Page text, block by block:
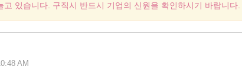
있습니다. 구직시 반드시 기업의 신원을 확인하시기 바랍니다.
AM